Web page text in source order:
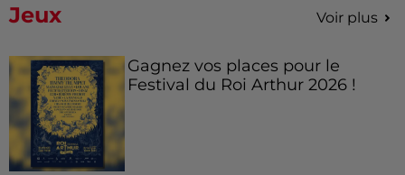
Jeux Voir plus
Gagnez vos places pour le
Festival du Roi Arthur 2026 !